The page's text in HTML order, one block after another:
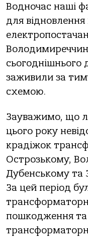
Водночас наші
для відновлення
сьогоднішнього
заживили за
схемою.
Зауважимо, що
цього року
крадіжок
Острозькому,
Дубенському та
За цей період
пошкодження